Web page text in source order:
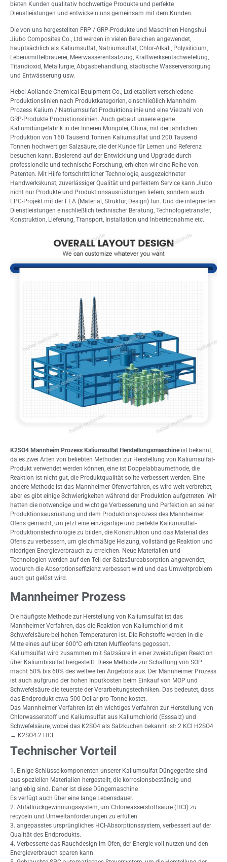
bieten Kunden qualitativ hochwertige Produkte und perfekte
Dienstleistungen und entwickeln uns gemeinsam mit dem Kunden.
Die von uns hergestellten FRP / GRP-Produkte und Maschinen Hengshui
Jiubo Composites Co., Ltd werden in vielen Bereichen angewendet,
hauptsächlich als Kaliumsulfat, Natriumsulfat, Chlor-Alkali, Polysilicium,
Lebensmittelbrauerei, Meerwasserentsalzung, Kraftwerksentschwefelung,
Titandioxid, Metallurgie, Abgasbehandlung, städtische Wasserversorgung
und Entwässerung usw.
Hebei Aoliande Chemical Equipment Co., Ltd etabliert verschiedene
Produktionslinien nach Produktkategorien, einschließlich Mannheim
Prozess Kalium / Natriumsulfat Produktionslinie und eine Vielzahl von
GRP-Produkte Produktionslinien. Auch gebaut unsere eigene
Kaliumdüngefabrik in der Inneren Mongolei, China, mit der jährlichen
Produktion von 160 Tausend Tonnen Kaliumsulfat und 200 Tausend
Tonnen hochwertiger Salzsäure, die der Kunde für Lernen und Referenz
besuchen kann. Basierend auf der Entwicklung und Upgrade durch
professionelle und technische Forschung, erhielten wir eine Reihe von
Patenten. Mit Hilfe fortschrittlicher Technologie, ausgezeichneter
Handwerkskunst, zuverlässiger Qualität und perfektem Service kann Jiubo
nicht nur Produkte und Produktionsausrüstungen liefern, sondern auch
EPC-Projekt mit der FEA (Material, Struktur, Design) tun. Und die integrierten
Dienstleistungen einschließlich technischer Beratung, Technologietransfer,
Konstruktion, Lieferung, Transport, Installation und Inbetriebnahme etc.
K2SO4 Mannheim Prozess Kaliumsulfat Herstellungsmaschineist bekannt,
da es zwei Arten von beliebten Methoden zur Herstellung von Kaliumsulfat-
Produkt verwendet werden können, eine ist Doppelabbaumethode, die
Reaktion ist nicht gut, die Produktqualität sollte verbessert werden. Eine
andere Methode ist das Mannheimer Ofenverfahren, es wird weit verbreitet,
aber es gibt einige Schwierigkeiten während der Produktion aufgetreten. Wir
hatten die notwendige und wichtige Verbesserung und Perfektion an seiner
Produktionsausrüstung und dem Produktionsprozess des Mannheimer
Ofens gemacht, um jetzt eine einzigartige und perfekte Kaliumsulfat-
Produktionstechnologie zu bilden, die Konstruktion und das Material des
Ofens zu verbessern, um gleichmäßige Heizung, vollständige Reaktion und
niedrigen Energieverbrauch zu erreichen. Neue Materialien und
Technologien werden auf den Teil der Salzsäureabsorption angewendet,
wodurch die Absorptionseffizienz verbessert wird und das Umweltproblem
auch gut gelöst wird.
Mannheimer Prozess
Die häufigste Methode zur Herstellung von Kaliumsulfat ist das
Mannheimer Verfahren, das die Reaktion von Kaliumchlorid mit
Schwefelsäure bei hohen Temperaturen ist. Die Rohstoffe werden in die
Mitte eines auf über 600°C erhitzten Muffleofens gegossen.
Kaliumsulfat wird zusammen mit Salzsäure in einer zweistufigen Reaktion
über Kaliumbisulfat hergestellt. Diese Methode zur Schaffung von SOP
macht 50% bis 60% des weltweiten Angebots aus. Der Mannheimer Prozess
ist auch aufgrund der hohen Inputkosten beim Einkauf von MOP und
Schwefelsäure die teuerste der Verarbeitungstechniken. Das bedeutet, dass
das Endprodukt etwa 500 Dollar pro Tonne kostet.
Das Mannheimer Verfahren ist ein wichtiges Verfahren zur Herstellung von
Chlorwasserstoff und Kaliumsulfat aus Kaliumchlorid (Esssalz) und
Schwefelsäure, wobei das K2SO4 als Salzkuchen bekannt ist: 2 KCl H2SO4
→ K2SO4 2 HCl
Technischer Vorteil
1. Einige Schlüsselkomponenten unserer Kaliumsulfat Düngegeräte sind
aus speziellen Materialien hergestellt, die korrosionsbeständig und
langlebig sind. Daher ist diese Düngemaschine
Es verfügt auch über eine lange Lebensdauer.
2. Abfallrückgewinnungssystem, um Chlorwasserstoffsäure (HCl) zu
recyceln und Umweltanforderungen zu erfüllen
3. angepasstes ursprüngliches HCl-Absorptionssystem, verbessert auf der
Qualität des Endprodukts.
4. Verbesserte das Rauchdesign im Ofen, der Energie voll nutzen und den
Energieverbrauch sparen kann.